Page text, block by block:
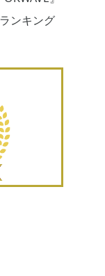
ンキング